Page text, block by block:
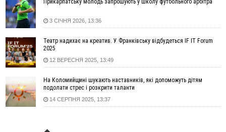
13:00
На Снятинщині спіймали чоловіка, який зливав з цистерни
у полі невідому речовину
12:29
У МОЗ змінили підхід до госпіталізації та оновили правила
роботи стаціонарів
12:07
На межі Прикарпаття і Тернопільщини невідомі засипали
русло Золотої Липи та облаштували переправу
рекорди
11:17
Росія вдарила по Харкову "Бандероллю": є постраждалі,
пошкоджено цивільне підприємство
3 СІЧНЯ 2026, 13:36
Театр надихає на креатив. У Франківську відбудеться IF IT Forum
2025
12 ВЕРЕСНЯ 2025, 13:49
На Коломийщині шукають наставників, які допоможуть дітям
подолати стрес і розкрити таланти
14 СЕРПНЯ 2025, 13:37